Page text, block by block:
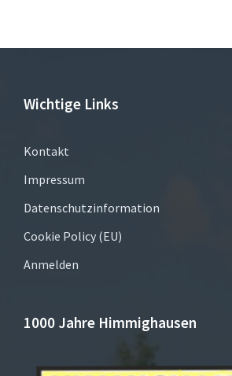
Wichtige Links
Kontakt
Impressum
Datenschutzinformation
Cookie Policy (EU)
Anmelden
1000 Jahre Himmighausen